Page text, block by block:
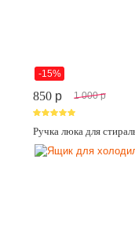
-15%
850 p 1 000 p
Ручка люка для